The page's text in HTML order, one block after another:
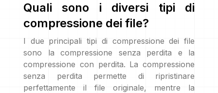
Quali sono i diversi tipi di
compressione dei file?
I due principali tipi di compressione dei file
sono la compressione senza perdita e la
compressione con perdita. La compressione
senza perdita permette di ripristinare
perfettamente il file originale, mentre la